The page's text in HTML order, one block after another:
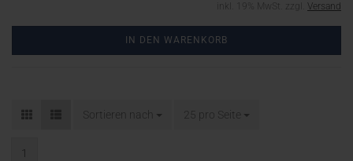
inkl. 19% MwSt. zzgl. Versand
IN DEN WARENKORB
Sortieren nach 25 pro Seite
1